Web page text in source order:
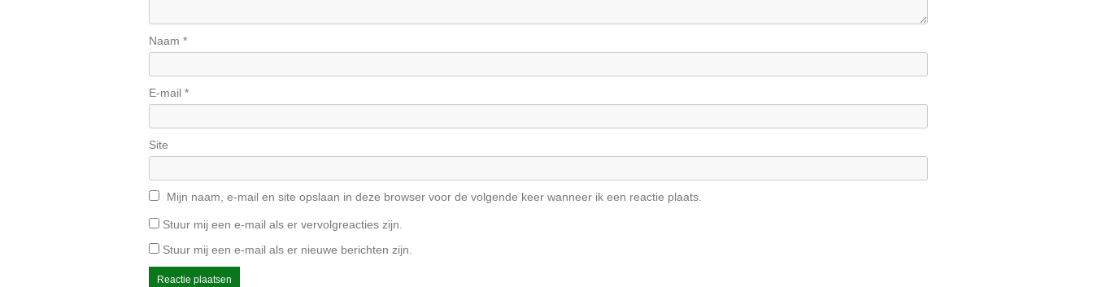
Naam *
E-mail *
Site
Mijn naam, e-mail en site opslaan in deze browser voor de volgende keer wanneer ik een reactie plaats.
Stuur mij een e-mail als er vervolgreacties zijn.
Stuur mij een e-mail als er nieuwe berichten zijn.